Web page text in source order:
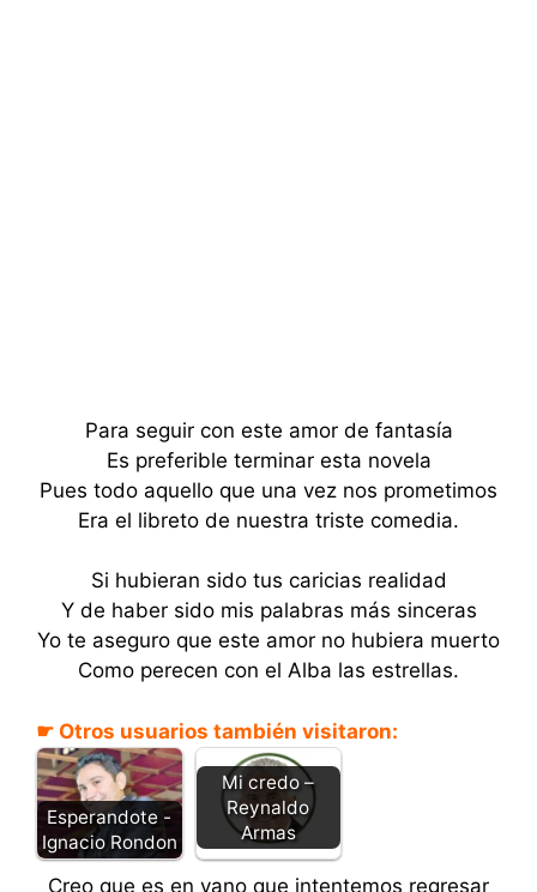
Para seguir con este amor de fantasía
Es preferible terminar esta novela
Pues todo aquello que una vez nos prometimos
Era el libreto de nuestra triste comedia.
Si hubieran sido tus caricias realidad
Y de haber sido mis palabras más sinceras
Yo te aseguro que este amor no hubiera muerto
Como perecen con el Alba las estrellas.
☛ Otros usuarios también visitaron:
Esperandote -
Ignacio Rondon
Mi credo –
Reynaldo
Armas
Creo que es en vano que intentemos regresar